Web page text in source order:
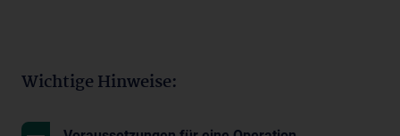
Wichtige Hinweise: